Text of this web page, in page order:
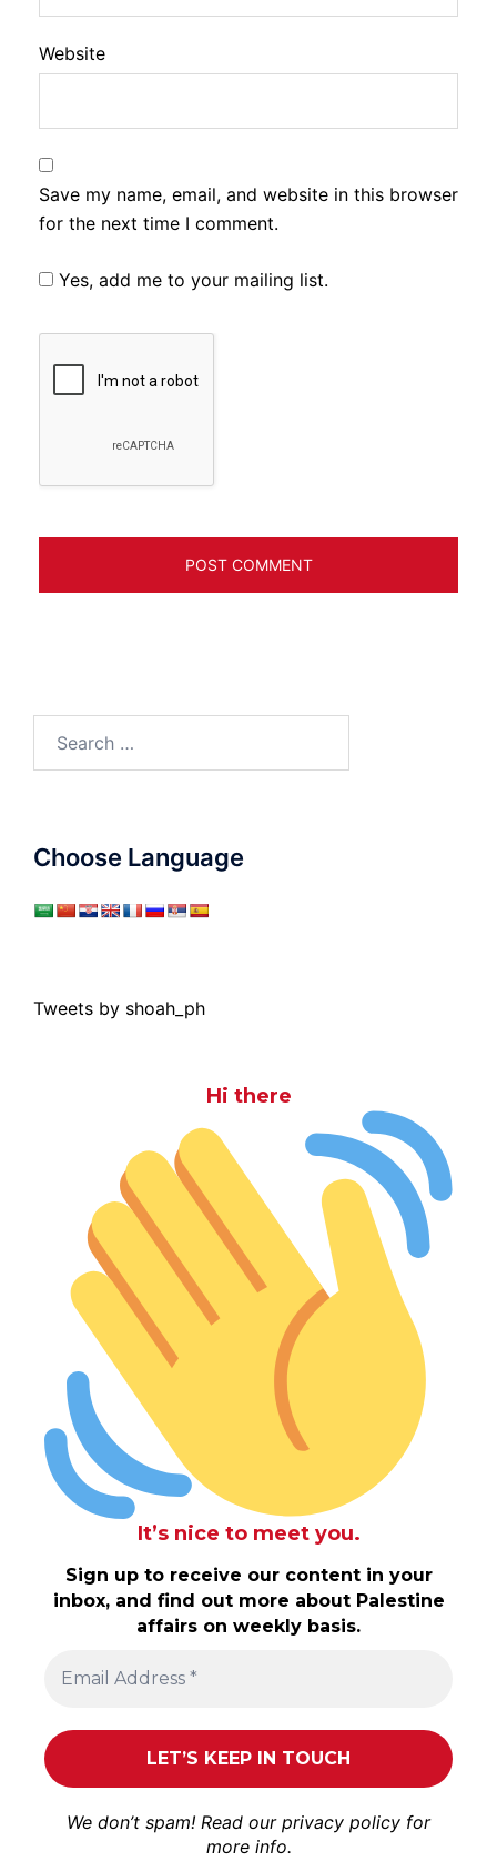
Website
Save my name, email, and website in this browser
for the next time I comment.
Yes, add me to your mailing list.
Choose Language
Tweets by shoah_ph
Hi there
It’s nice to meet you.
Sign up to receive our content in your
inbox, and find out more about Palestine
affairs on weekly basis.
We don’t spam! Read our privacy policy for
more info.